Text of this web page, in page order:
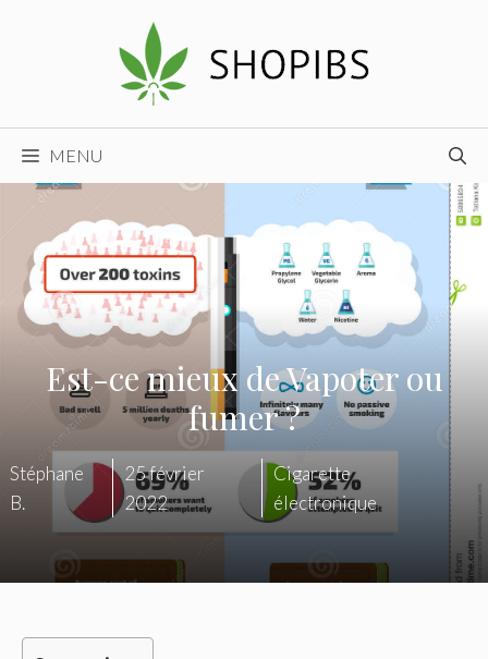
MENU
Est-ce mieux de Vapoter ou
fumer ?
Stéphane
B.
25 février
2022
Cigarette
électronique